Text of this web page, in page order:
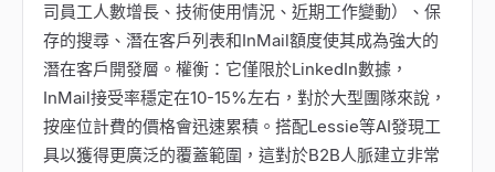
司員工人數增長、技術使用情況、近期工作變動）、保
存的搜尋、潛在客戶列表和InMail額度使其成為強大的
潛在客戶開發層。權衡：它僅限於LinkedIn數據，
InMail接受率穩定在10-15%左右，對於大型團隊來說，
按座位計費的價格會迅速累積。搭配Lessie等AI發現工
具以獲得更廣泛的覆蓋範圍，這對於B2B人脈建立非常